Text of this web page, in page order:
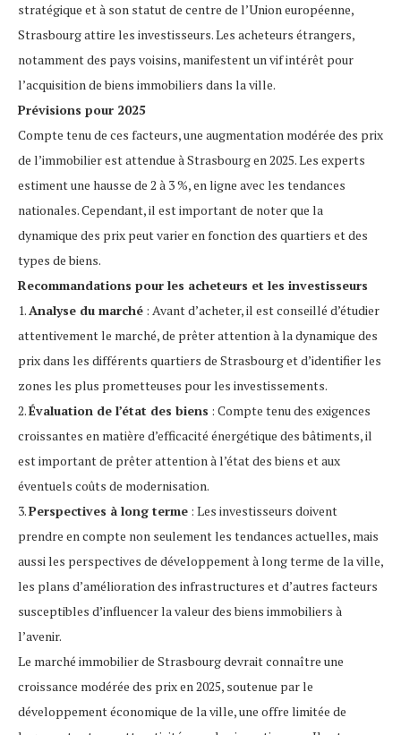
stratégique et à son statut de centre de l’Union européenne,
Strasbourg attire les investisseurs. Les acheteurs étrangers,
notamment des pays voisins, manifestent un vif intérêt pour
l’acquisition de biens immobiliers dans la ville.
Prévisions pour 2025
Compte tenu de ces facteurs, une augmentation modérée des prix
de l’immobilier est attendue à Strasbourg en 2025. Les experts
estiment une hausse de 2 à 3 %, en ligne avec les tendances
nationales. Cependant, il est important de noter que la
dynamique des prix peut varier en fonction des quartiers et des
types de biens.
Recommandations pour les acheteurs et les investisseurs
1.Analyse du marché : Avant d’acheter, il est conseillé d’étudier
attentivement le marché, de prêter attention à la dynamique des
prix dans les différents quartiers de Strasbourg et d’identifier les
zones les plus prometteuses pour les investissements.
2.Évaluation de l’état des biens : Compte tenu des exigences
croissantes en matière d’efficacité énergétique des bâtiments, il
est important de prêter attention à l’état des biens et aux
éventuels coûts de modernisation.
3.Perspectives à long terme : Les investisseurs doivent
prendre en compte non seulement les tendances actuelles, mais
aussi les perspectives de développement à long terme de la ville,
les plans d’amélioration des infrastructures et d’autres facteurs
susceptibles d’influencer la valeur des biens immobiliers à
l’avenir.
Le marché immobilier de Strasbourg devrait connaître une
croissance modérée des prix en 2025, soutenue par le
développement économique de la ville, une offre limitée de